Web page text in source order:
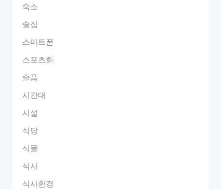
숙소
술집
스마트폰
스포츠화
슬픔
시간대
시설
식당
식물
식사
식사환경